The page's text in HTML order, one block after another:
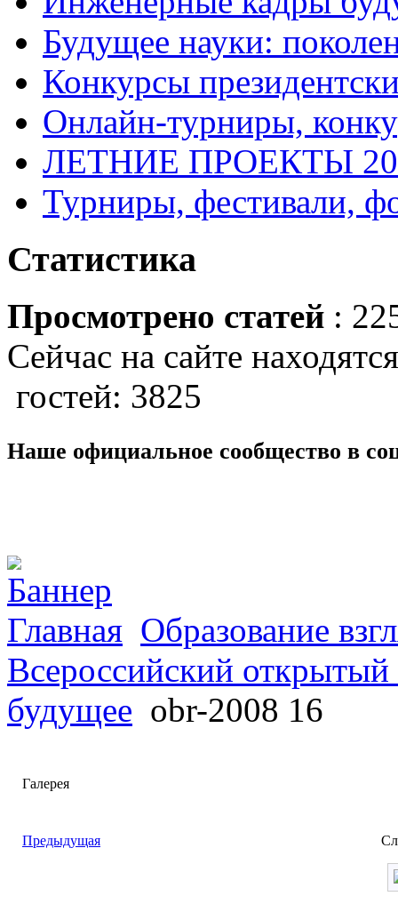
Будущее науки:
Конкурсы
Онлайн-турниры,
ЛЕТНИЕ ПРОЕКТЫ
Турниры, фестивали,
Статистика
Просмотрено статей :
Сейчас на сайте
гостей: 3825
Наше официальное сообщество в
Главная Образование
Всероссийский
будущее obr-2008 16
Галерея
Предыдущая